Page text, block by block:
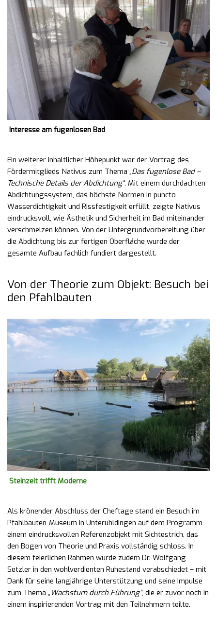
Interesse am fugenlosen Bad
Ein weiterer inhaltlicher Höhepunkt war der Vortrag des
Fördermitglieds Nativus zum Thema „Das fugenlose Bad –
Technische Details der Abdichtung“. Mit einem durchdachten
Abdichtungssystem, das höchste Normen in puncto
Wasserdichtigkeit und Rissfestigkeit erfüllt, zeigte Nativus
eindrucksvoll, wie Ästhetik und Sicherheit im Bad miteinander
verschmelzen können. Von der Untergrundvorbereitung über
die Abdichtung bis zur fertigen Oberfläche wurde der
gesamte Aufbau fachlich fundiert dargestellt.
Von der Theorie zum Objekt: Besuch bei
den Pfahlbauten
Steinzeit trifft Moderne
Als krönender Abschluss der Cheftage stand ein Besuch im
Pfahlbauten-Museum in Unteruhldingen auf dem Programm –
einem eindrucksvollen Referenzobjekt mit Sichtestrich, das
den Bogen von Theorie und Praxis vollständig schloss. In
diesem feierlichen Rahmen wurde zudem Dr. Wolfgang
Setzler in den wohlverdienten Ruhestand verabschiedet – mit
Dank für seine langjährige Unterstützung und seine Impulse
zum Thema „Wachstum durch Führung“, die er zuvor noch in
einem inspirierenden Vortrag mit den Teilnehmern teilte.